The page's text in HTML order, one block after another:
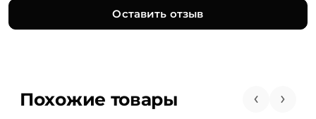
Оставить отзыв
Похожие товары